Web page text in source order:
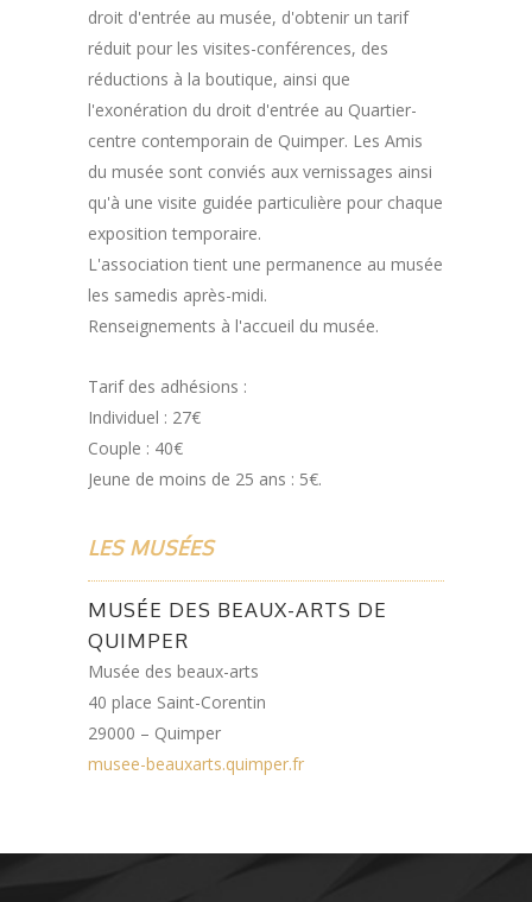
droit d'entrée au musée, d'obtenir un tarif
réduit pour les visites-conférences, des
réductions à la boutique, ainsi que
l'exonération du droit d'entrée au Quartier-
centre contemporain de Quimper. Les Amis
du musée sont conviés aux vernissages ainsi
qu'à une visite guidée particulière pour chaque
exposition temporaire.
L'association tient une permanence au musée
les samedis après-midi.
Renseignements à l'accueil du musée.
Tarif des adhésions :
Individuel : 27€
Couple : 40€
Jeune de moins de 25 ans : 5€.
LES MUSÉES
MUSÉE DES BEAUX-ARTS DE
QUIMPER
Musée des beaux-arts
40 place Saint-Corentin
29000 – Quimper
musee-beauxarts.quimper.fr